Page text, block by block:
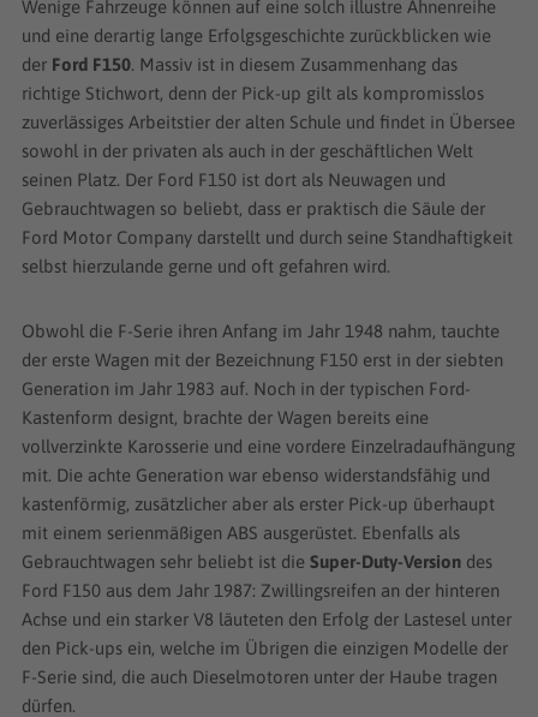
Bioethanol betankbaren, Generation elf von 2004 in die
Breite und nahm in Generation zwölf seine heutige Größe
an. Ab der Baureihe von 2008 war keine manuelle
Schaltung mehr verfügbar, sodass der Ford F150 von
diesem Datum an als Neuwagen und Gebrauchtwagen nur
noch mit einer Automatik angeboten wird. Der mit einer
Aluminiumfahrerkabine ausgerüstete Ford F150 aus dem
Jahr 2014 gilt schließlich als beliebtester Pick-up der Welt
Hilfssystemen daher.
Wenige Fahrzeuge können auf eine solch illustre Ahnenreihe
und eine derartig lange Erfolgsgeschichte zurückblicken wie
der Ford F150. Massiv ist in diesem Zusammenhang das
richtige Stichwort, denn der Pick-up gilt als kompromisslos
zuverlässiges Arbeitstier der alten Schule und findet in Übersee
sowohl in der privaten als auch in der geschäftlichen Welt
seinen Platz. Der Ford F150 ist dort als Neuwagen und
Gebrauchtwagen so beliebt, dass er praktisch die Säule der
Ford Motor Company darstellt und durch seine Standhaftigkeit
selbst hierzulande gerne und oft gefahren wird.
Obwohl die F-Serie ihren Anfang im Jahr 1948 nahm, tauchte
der erste Wagen mit der Bezeichnung F150 erst in der siebten
Generation im Jahr 1983 auf. Noch in der typischen Ford-
Kastenform designt, brachte der Wagen bereits eine
vollverzinkte Karosserie und eine vordere Einzelradaufhängung
mit. Die achte Generation war ebenso widerstandsfähig und
kastenförmig, zusätzlicher aber als erster Pick-up überhaupt
mit einem serienmäßigen ABS ausgerüstet. Ebenfalls als
Gebrauchtwagen sehr beliebt ist die Super-Duty-Version des
Ford F150 aus dem Jahr 1987: Zwillingsreifen an der hinteren
Achse und ein starker V8 läuteten den Erfolg der Lastesel unter
den Pick-ups ein, welche im Übrigen die einzigen Modelle der
F-Serie sind, die auch Dieselmotoren unter der Haube tragen
dürfen.